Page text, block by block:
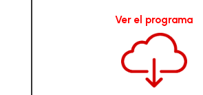
Ver el programa